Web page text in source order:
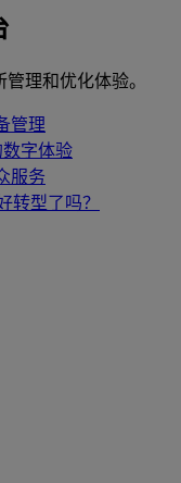
理和优化体验。
管理
字体验
服务
转型了吗？